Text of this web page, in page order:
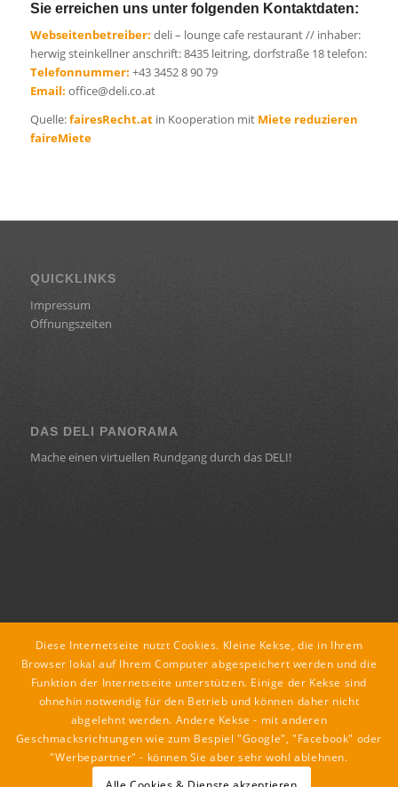
Sie erreichen uns unter folgenden Kontaktdaten:
Webseitenbetreiber: deli – lounge cafe restaurant // inhaber:
herwig steinkellner anschrift: 8435 leitring, dorfstraße 18 telefon:
Telefonnummer: +43 3452 8 90 79
Email: office@deli.co.at
Quelle:fairesRecht.atin Kooperation mit Miete reduzieren
faireMiete
QUICKLINKS
Impressum
Öffnungszeiten
DAS DELI PANORAMA
Mache einen virtuellen Rundgang durch das DELI!
deli ::: lounge : café : restaurant
Dorfstraße 18
8435 Leitring
tel +43 3452 89079
mail office@deli.co.at
Diese Internetseite nutzt Cookies. Kleine Kekse, die in Ihrem
Browser lokal auf Ihrem Computer abgespeichert werden und die
Funktion der Internetseite unterstützen. Einige der Kekse sind
ohnehin notwendig für den Betrieb und können daher nicht
abgelehnt werden. Andere Kekse - mit anderen
Geschmacksrichtungen wie zum Bespiel "Google", "Facebook" oder
"Werbepartner" - können Sie aber sehr wohl ablehnen.